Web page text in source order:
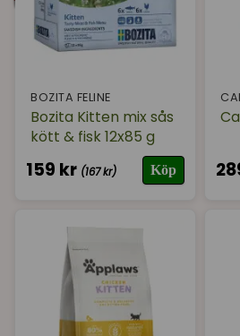
BOZITA FELINE
Bozita Kitten mix sås
kött & fisk 12x85 g
159 kr (167 kr) Köp